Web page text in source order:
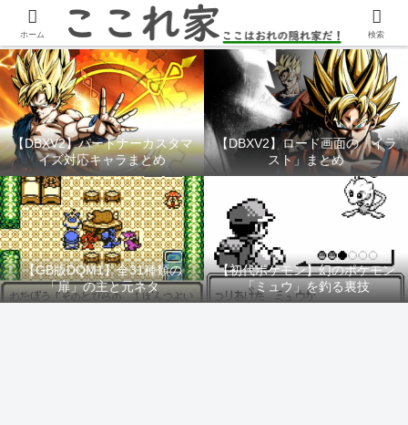
YouTubeチャンネル「ここれ家」
【DBXV2】パートナーカスタマ
イズ対応キャラまとめ
【DBXV2】ロード画面の「イラ
スト」まとめ
【GB版DQM1】全31種類の
「扉」の主と元ネタ
【初代ポケモン】幻のポケモン
「ミュウ」を釣る裏技
ホーム 検索